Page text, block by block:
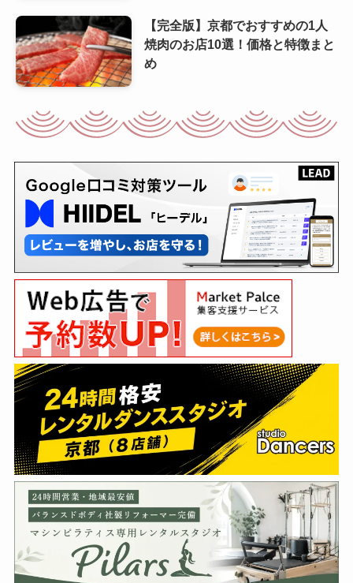
【完全版】京都でおすすめの1人
焼肉のお店10選！価格と特徴まと
め